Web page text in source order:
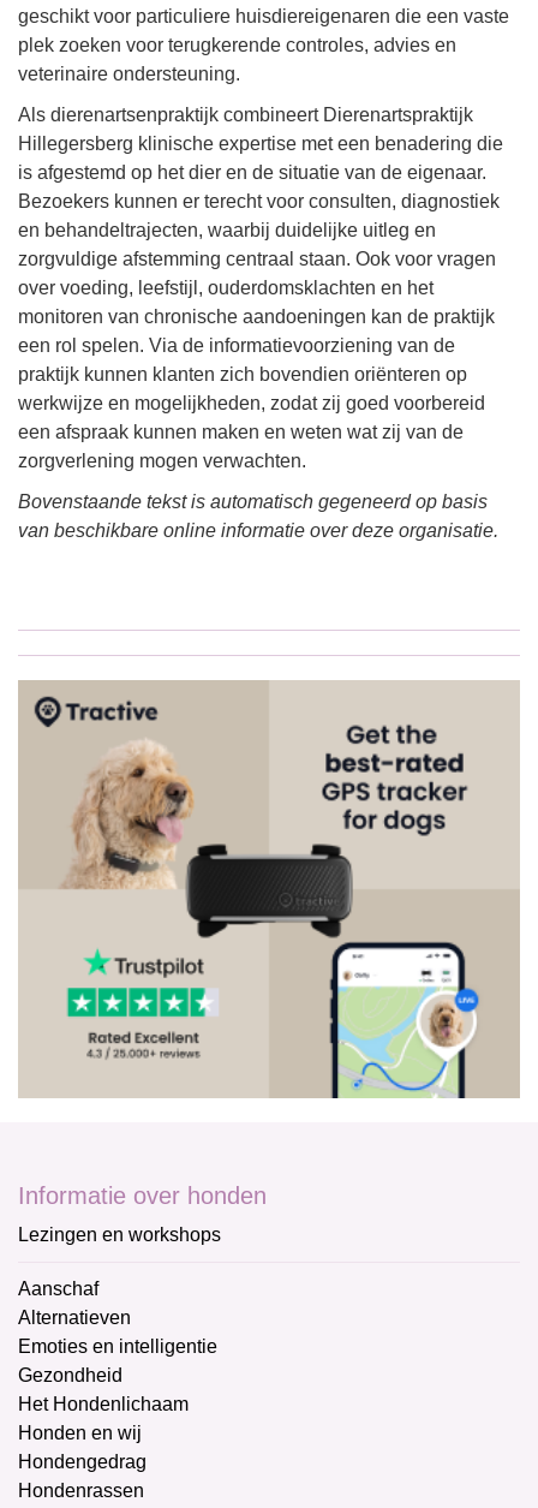
geschikt voor particuliere huisdiereigenaren die een vaste
plek zoeken voor terugkerende controles, advies en
veterinaire ondersteuning.
Als dierenartsenpraktijk combineert Dierenartspraktijk
Hillegersberg klinische expertise met een benadering die
is afgestemd op het dier en de situatie van de eigenaar.
Bezoekers kunnen er terecht voor consulten, diagnostiek
en behandeltrajecten, waarbij duidelijke uitleg en
zorgvuldige afstemming centraal staan. Ook voor vragen
over voeding, leefstijl, ouderdomsklachten en het
monitoren van chronische aandoeningen kan de praktijk
een rol spelen. Via de informatievoorziening van de
praktijk kunnen klanten zich bovendien oriënteren op
werkwijze en mogelijkheden, zodat zij goed voorbereid
een afspraak kunnen maken en weten wat zij van de
zorgverlening mogen verwachten.
Bovenstaande tekst is automatisch gegeneerd op basis
van beschikbare online informatie over deze organisatie.
Informatie over honden
Lezingen en workshops
Aanschaf
Alternatieven
Emoties en intelligentie
Gezondheid
Het Hondenlichaam
Honden en wij
Hondengedrag
Hondenrassen